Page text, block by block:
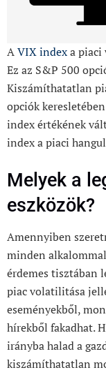
AVIX indexa
Ez az S&P 500
Kiszámíthatatlan
opciók
index értékének
index a piaci
Melyek a
eszközök?
Amennyiben
minden
érdemes tisztában
piac volatilitása
eseményekből,
hírekből fakadhat.
irányba halad a
kiszámíthatatlan